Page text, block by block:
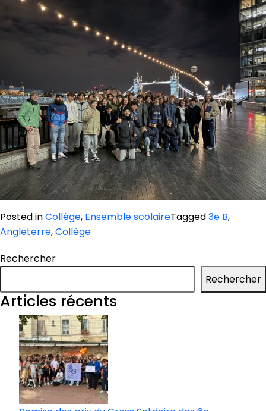
Posted inCollège, Ensemble scolaireTagged3e B,
Angleterre,Collège
Rechercher
Rechercher
Articles récents